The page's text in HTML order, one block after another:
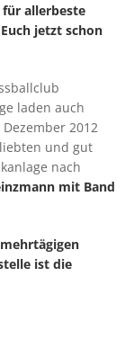
für allerbeste
jetzt schon
laden auch
2012
und gut
nach
mit Band
ist die